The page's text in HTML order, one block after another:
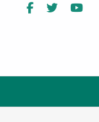
Facebook
Twitter